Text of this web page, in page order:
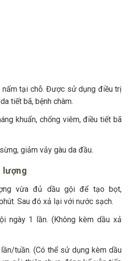
nấm tại chỗ. Được sử dụng điều trị
tiết bã, bệnh chàm.
khuẩn, chống viêm, điều tiết bã
giảm vảy gàu da đầu.
lượng
vừa đủ dầu gội để tạo bọt,
Sau đó xả lại với nước sạch.
ngày 1 lần. (Không kèm dầu xả
tuần. (Có thể sử dụng kèm dầu